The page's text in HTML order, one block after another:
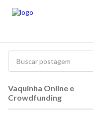
Vaquinha Online e
Crowdfunding